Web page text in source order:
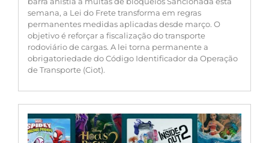
semana, a Lei do Frete transforma em regras
permanentes medidas aplicadas desde março. O
objetivo é reforçar a fiscalização do transporte
rodoviário de cargas. A lei torna permanente a
obrigatoriedade do Código Identificador da Operação
de Transporte (Ciot).